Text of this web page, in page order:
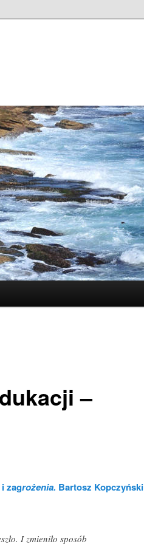
–
zagrożenia. Bartosz Kopczyński
I zmieniło sposób